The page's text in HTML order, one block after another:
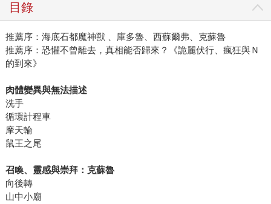
目錄
推薦序：海底石都魔神獸 、庫多魯、西蘇爾弗、克蘇魯
推薦序：恐懼不曾離去，真相能否歸來？《詭麗伏行、瘋狂與Ｎ
的到來》
肉體變異與無法描述
洗手
循環計程車
摩天輪
鼠王之尾
召喚、靈感與崇拜：克蘇魯
向後轉
山中小廟